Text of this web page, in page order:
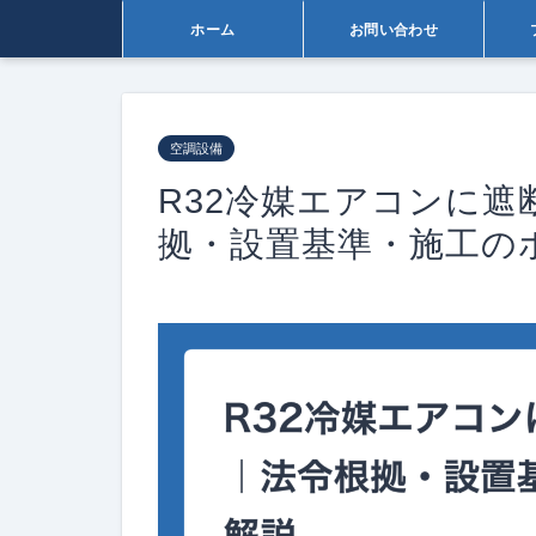
ホーム お問い合わせ
空調設備
R32冷媒エアコンに遮
拠・設置基準・施工の